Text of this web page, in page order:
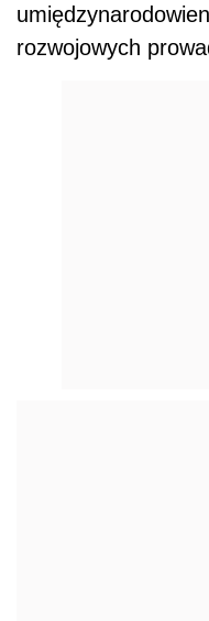
rozwojowych